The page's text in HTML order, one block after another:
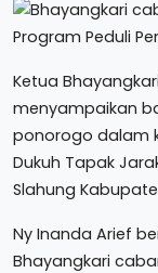
Ketua
menyampaikan
ponorogo dalam
Dukuh Tapak
Slahung
Ny Inanda Arief
Bhayangkari